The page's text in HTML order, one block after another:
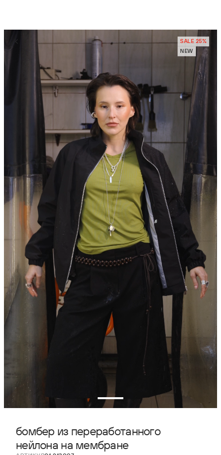
SALE 25%
NEW
бомбер из переработанного
нейлона на мембране